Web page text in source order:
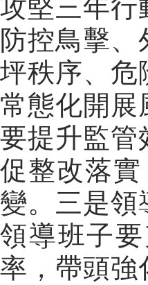
攻堅三年行
防控鳥擊
坪秩序、危
常態化開展
要提升監管
促整改落
變。 三是領
領導班子
率，帶頭強